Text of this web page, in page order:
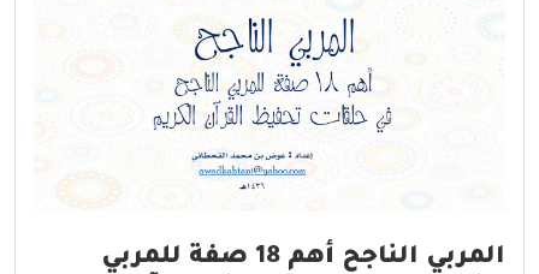
المربي الناجح أهم 18 صفة للمربي